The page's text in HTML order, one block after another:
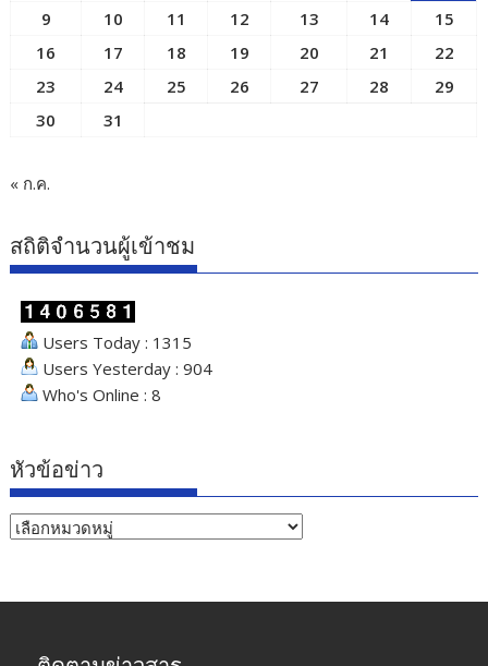
9
10 11 12 13 14
15
16
17 18 19 20 21
22
23
24 25 26 27 28
29
30
31
« ก.ค.
สถิติจำนวนผู้เข้าชม
Users Today : 1315
Users Yesterday : 904
Who's Online : 8
หัวข้อข่าว
หัวข้อ